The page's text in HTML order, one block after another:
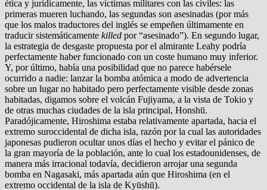
ética y jurídicamente, las víctimas militares con las civiles: las
primeras mueren luchando, las segundas son asesinadas (por más
que los malos traductores del inglés se empeñen últimamente en
traducir sistemáticamente killed por “asesinado”). En segundo lugar,
la estrategia de desgaste propuesta por el almirante Leahy podría
perfectamente haber funcionado con un coste humano muy inferior.
Y, por último, había una posibilidad que no parece habérsele
ocurrido a nadie: lanzar la bomba atómica a modo de advertencia
sobre un lugar no habitado pero perfectamente visible desde zonas
habitadas, digamos sobre el volcán Fujiyama, a la vista de Tokio y
de otras muchas ciudades de la isla principal, Honshū.
Paradójicamente, Hiroshima estaba relativamente apartada, hacia el
extremo suroccidental de dicha isla, razón por la cual las autoridades
japonesas pudieron ocultar unos días el hecho y evitar el pánico de
la gran mayoría de la población, ante lo cual los estadounidenses, de
manera más irracional todavía, decidieron arrojar una segunda
bomba en Nagasaki, más apartada aún que Hiroshima (en el
extremo occidental de la isla de Kyūshū).